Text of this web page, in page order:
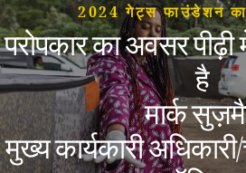
2024 गेट्स फाउंडेशन का
परोपकार ​का​ ​अवसर​ ​पीढ़ी​
है​
मार्क
मुख्य कार्यकारी